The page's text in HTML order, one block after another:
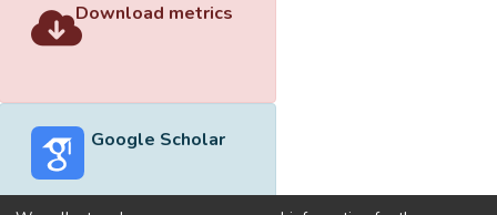
Download metrics
Google Scholar